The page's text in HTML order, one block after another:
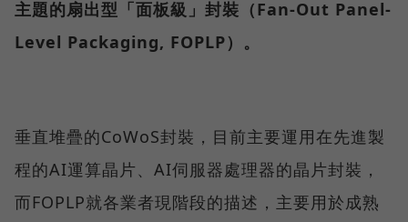
主題的扇出型「面板級」封裝（Fan-Out Panel-
Level Packaging, FOPLP）。
垂直堆疊的CoWoS封裝，目前主要運用在先進製
程的AI運算晶片、AI伺服器處理器的晶片封裝，
而FOPLP就各業者現階段的描述，主要用於成熟